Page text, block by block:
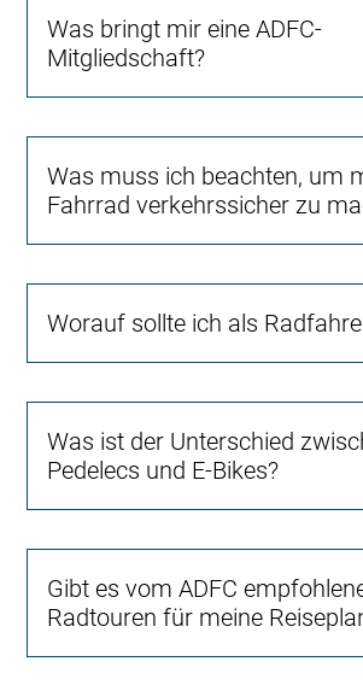
Was bringt mir eine ADFC-
Mitgliedschaft?
Was muss ich beachten, um
Fahrrad verkehrssicher zu
Worauf sollte ich als
Was ist der Unterschied
Pedelecs und E-Bikes?
Gibt es vom ADFC
Radtouren für meine